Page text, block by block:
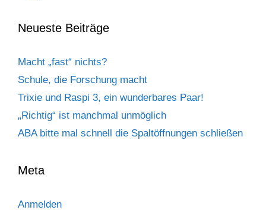
Neueste Beiträge
Macht „fast“ nichts?
Schule, die Forschung macht
Trixie und Raspi 3, ein wunderbares Paar!
„Richtig“ ist manchmal unmöglich
ABA bitte mal schnell die Spaltöffnungen schließen
Meta
Anmelden